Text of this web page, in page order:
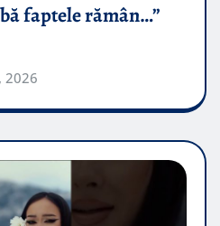
faptele rămân…”
2026